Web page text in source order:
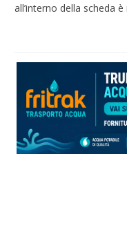
all’interno della scheda